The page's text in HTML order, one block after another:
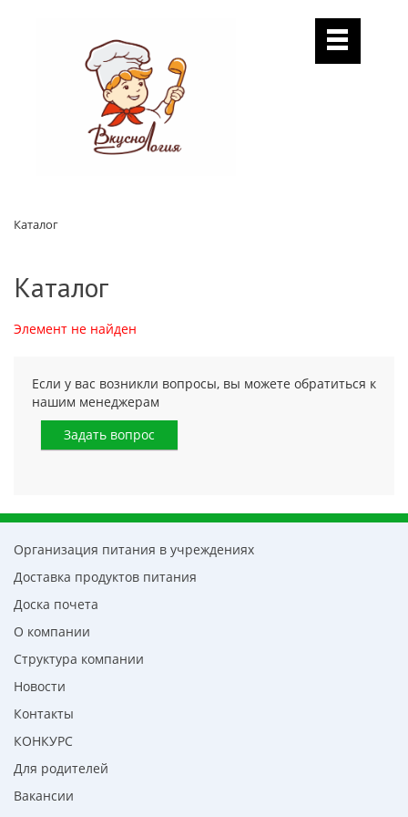
Каталог
Каталог
Элемент не найден
Если у вас возникли вопросы, вы можете обратиться к
нашим менеджерам
Задать вопрос
Организация питания в учреждениях
Доставка продуктов питания
Доска почета
О компании
Структура компании
Новости
Контакты
КОНКУРС
Для родителей
Вакансии